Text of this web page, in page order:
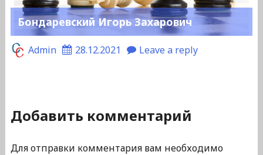
Бондаревский Игорь Захарович
Admin 28.12.2021 Leave a reply
Добавить комментарий
Для отправки комментария вам необходимо